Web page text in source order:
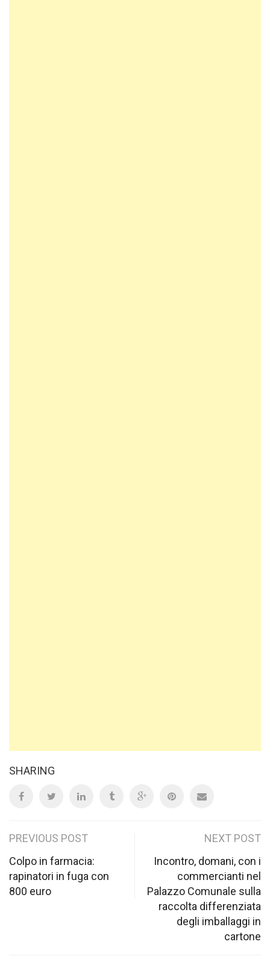
SHARING
Post
navigation
PREVIOUS POST
Colpo in farmacia:
rapinatori in fuga con
800 euro
NEXT POST
Incontro, domani, con i
commercianti nel
Palazzo Comunale sulla
raccolta differenziata
degli imballaggi in
cartone